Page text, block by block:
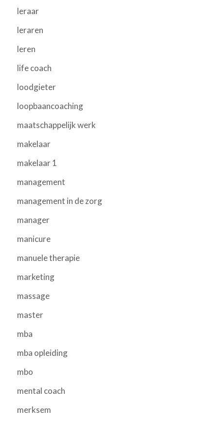
leraar
leraren
leren
life coach
loodgieter
loopbaancoaching
maatschappelijk werk
makelaar
makelaar 1
management
management in de zorg
manager
manicure
manuele therapie
marketing
massage
master
mba
mba opleiding
mbo
mental coach
merksem